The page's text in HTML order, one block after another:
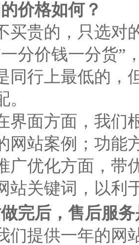
价格如何？
贵的，只选对的
分价钱一分货”
同行上最低的，
面方面，我们根
网站案例；功能
广优化方面，带
站关键词，以利
完后，售后服
提供一年的网站